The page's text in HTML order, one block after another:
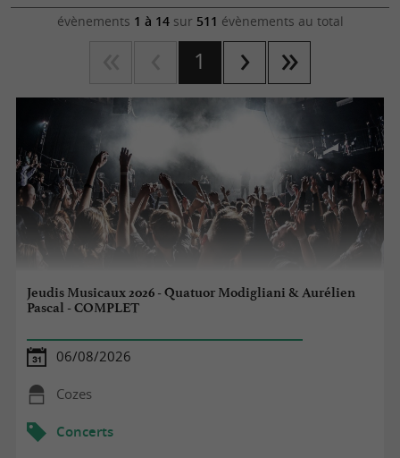
évènements 1 à 14sur 511 évènements au total
1
Jeudis Musicaux 2026 - Quatuor Modigliani & Aurélien
Pascal - COMPLET
06/08/2026
Cozes
Concerts